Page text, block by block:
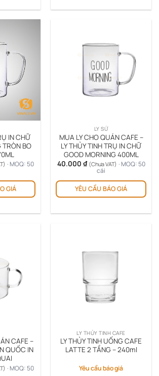
IN CHỮ
TRÒN BO
· MOQ: 50
GIÁ
LY SỨ
MUA LY CHO QUÁN CAFE –
LY THỦY TINH TRỤ IN CHỮ
GOOD MORNING 400ML
40.000 ₫ (Chưa VAT) · MOQ: 50
cái
YÊU CẦU BÁO GIÁ
CAFE –
QUỐC IN
· MOQ: 50
LY THỦY TINH CAFE
LY THỦY TINH UỐNG CAFE
LATTE 2 TẦNG – 240ml
Yêu cầu báo giá